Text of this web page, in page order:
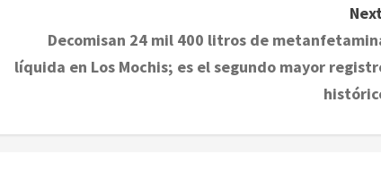
Decomisan 24 mil 400 litros de
líquida en Los Mochis; es el segundo mayor